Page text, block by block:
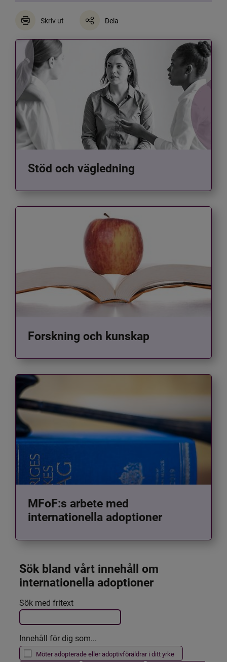
Skriv ut Dela
Stöd och vägledning
Forskning och kunskap
MFoF:s arbete med
internationella adoptioner
Sök bland vårt innehåll om
internationella adoptioner
Filtrera resultatet
Det här formuläret postas automatiskt
Sök med fritext
Innehåll för dig som...
Möter adopterade eller adoptivföräldrar i ditt yrke